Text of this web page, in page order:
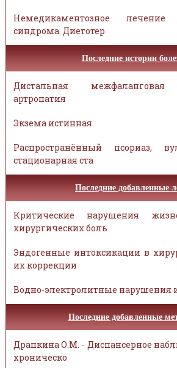
Немедикаментозное лечение
синдрома. Диетотер
Последние истории
Дистальная межфаланговая
артропатия
Экзема истинная
Распространённый псориаз,
стационарная ста
Последние добавленные
Критические нарушения
хирургических боль
Эндогенные интоксикации в
их коррекции
Водно-электролитные нарушения
Последние добавленные
Драпкина О.М. - Диспансерное
хроническо